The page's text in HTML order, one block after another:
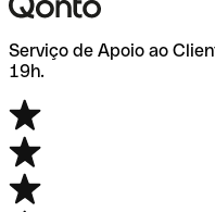
Serviço de Apoio ao
19h.